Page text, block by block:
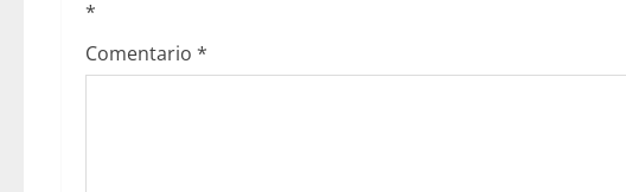
*
Comentario *